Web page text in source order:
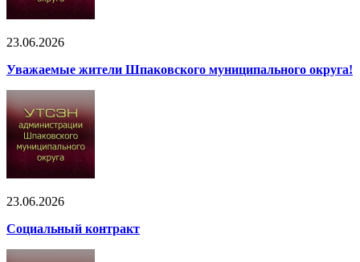
23.06.2026
Уважаемые жители Шпаковского муниципального округа!
23.06.2026
Социальный контракт